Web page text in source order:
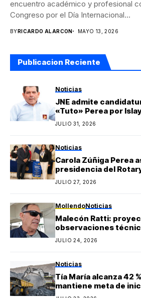
encuentro académico y profesional
Congreso por el Día Internacional...
BY RICARDO ALARCON MAYO 13, 2026
Publicacion Reciente
Noticias
JNE admite
«Tuto» Perea por
regional de Yo
Berly Gonzales
JULIO 31, 2026
Noticias
Carola Zúñiga Perea
presidencia del
Mollendo y anuncia
para la provincia de
JULIO 27, 2026
MollendoNoticias
Malecón Ratti:
observaciones
paralizada la obra y
agosto
JULIO 24, 2026
Noticias
Tía María alcanza 42
mantiene meta de
durante 2027